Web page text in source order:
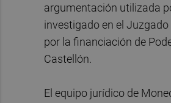
argumentación utilizada
investigado en el
por la financiación de
Castellón.
El equipo jurídico de